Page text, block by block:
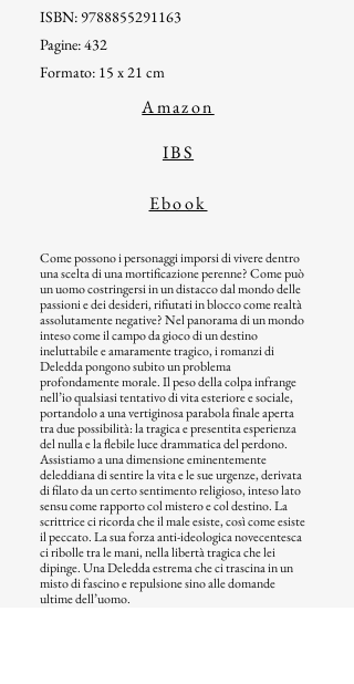
ISBN: 9788855291163
Pagine: 432
Formato: 15 x 21 cm
Amazon
IBS
Ebook
Come possono i personaggi imporsi di vivere dentro
una scelta di una mortificazione perenne? Come può
un uomo costringersi in un distacco dal mondo delle
passioni e dei desideri, rifiutati in blocco come realtà
assolutamente negative? Nel panorama di un mondo
inteso come il campo da gioco di un destino
ineluttabile e amaramente tragico, i romanzi di
Deledda pongono subito un problema
profondamente morale. Il peso della colpa infrange
nell’io qualsiasi tentativo di vita esteriore e sociale,
portandolo a una vertiginosa parabola finale aperta
tra due possibilità: la tragica e presentita esperienza
del nulla e la flebile luce drammatica del perdono.
Assistiamo a una dimensione eminentemente
deleddiana di sentire la vita e le sue urgenze, derivata
di filato da un certo sentimento religioso, inteso lato
sensu come rapporto col mistero e col destino. La
scrittrice ci ricorda che il male esiste, così come esiste
il peccato. La sua forza anti-ideologica novecentesca
ci ribolle tra le mani, nella libertà tragica che lei
dipinge. Una Deledda estrema che ci trascina in un
misto di fascino e repulsione sino alle domande
ultime dell’uomo.